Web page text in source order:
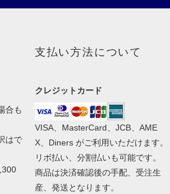
合も
はで
支払い方法について
クレジットカード
VISA、MasterCard、JCB、AME
X、Diners がご利用いただけます。
リボ払い、分割払いも可能です。
商品は決済確認後の手配、受注生
産、発送となります。